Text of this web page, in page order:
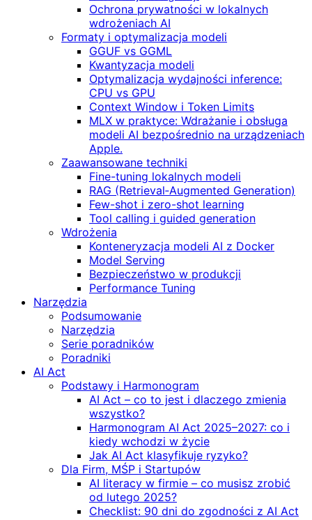
Ochrona prywatności w lokalnych
wdrożeniach AI
Formaty i optymalizacja modeli
GGUF vs GGML
Kwantyzacja modeli
Optymalizacja wydajności inference:
CPU vs GPU
Context Window i Token Limits
MLX w praktyce: Wdrażanie i obsługa
modeli AI bezpośrednio na urządzeniach
Apple.
Zaawansowane techniki
Fine-tuning lokalnych modeli
RAG (Retrieval‑Augmented Generation)
Few-shot i zero-shot learning
Tool calling i guided generation
Wdrożenia
Konteneryzacja modeli AI z Docker
Model Serving
Bezpieczeństwo w produkcji
Performance Tuning
Narzędzia
Podsumowanie
Narzędzia
Serie poradników
Poradniki
AI Act
Podstawy i Harmonogram
AI Act – co to jest i dlaczego zmienia
wszystko?
Harmonogram AI Act 2025–2027: co i
kiedy wchodzi w życie
Jak AI Act klasyfikuje ryzyko?
Dla Firm, MŚP i Startupów
AI literacy w firmie – co musisz zrobić
od lutego 2025?
Checklist: 90 dni do zgodności z AI Act